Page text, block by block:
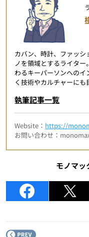
カバン、時計、ファッ
ノを領域とするライタ
わるキーパーソンへの
く技術やカルチャーにも
執筆記事一覧
Website： https://
お問い合わせ：
モノマッ